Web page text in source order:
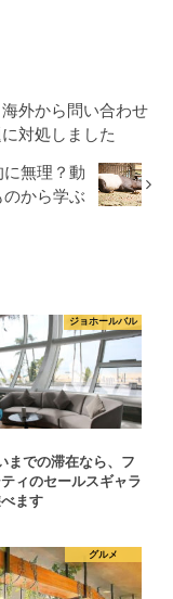
外から問い合わせ
対処しました
無理？動
のから学ぶ
ジョホールバル
までの滞在なら、フ
ィのセールスギャラ
ます
グルメ